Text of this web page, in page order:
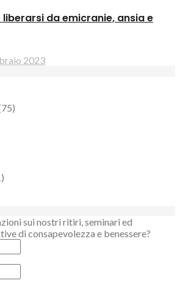
liberarsi da emicranie, ansia e
2023
sui nostri ritiri, seminari ed
di consapevolezza e benessere?